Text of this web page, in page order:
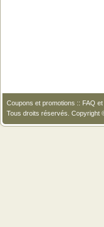
Coupons et promotions :: FAQ
Tous droits réservés. Copyright